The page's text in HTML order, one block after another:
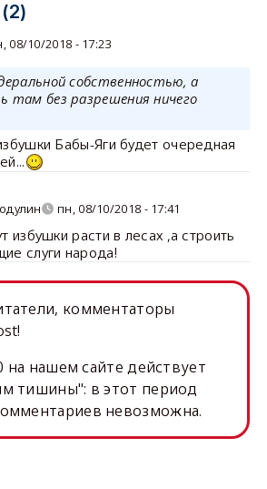
08/10/2018 - 17:23
собственностью, а
там без разрешения ничего
Бабы-Яги будет очередная
пн, 08/10/2018 - 17:41
избушки расти в лесах ,а строить
слуги народа!
комментаторы
на нашем сайте действует
тишины": в этот период
невозможна.